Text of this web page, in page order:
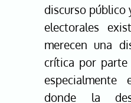
discurso público
electorales
merecen una
crítica por parte
donde la